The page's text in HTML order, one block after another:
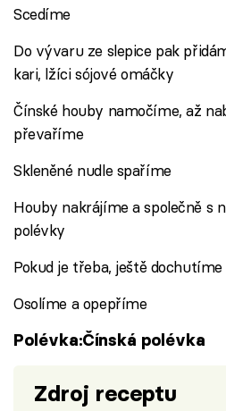
Scedíme
Do vývaru ze slepice pak
kari, lžíci sójové omáčky
Čínské houby namočíme, až
převaříme
Skleněné nudle spaříme
Houby nakrájíme a společně s
polévky
Pokud je třeba, ještě dochutíme
Osolíme a opepříme
Polévka:Čínská polévka
Zdroj receptu